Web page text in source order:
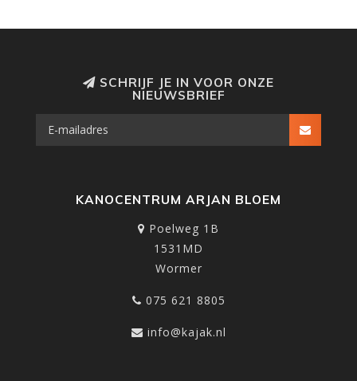
SCHRIJF JE IN VOOR ONZE
NIEUWSBRIEF
KANOCENTRUM ARJAN BLOEM
Poelweg 1B
1531MD
Wormer
075 621 8805
info@kajak.nl